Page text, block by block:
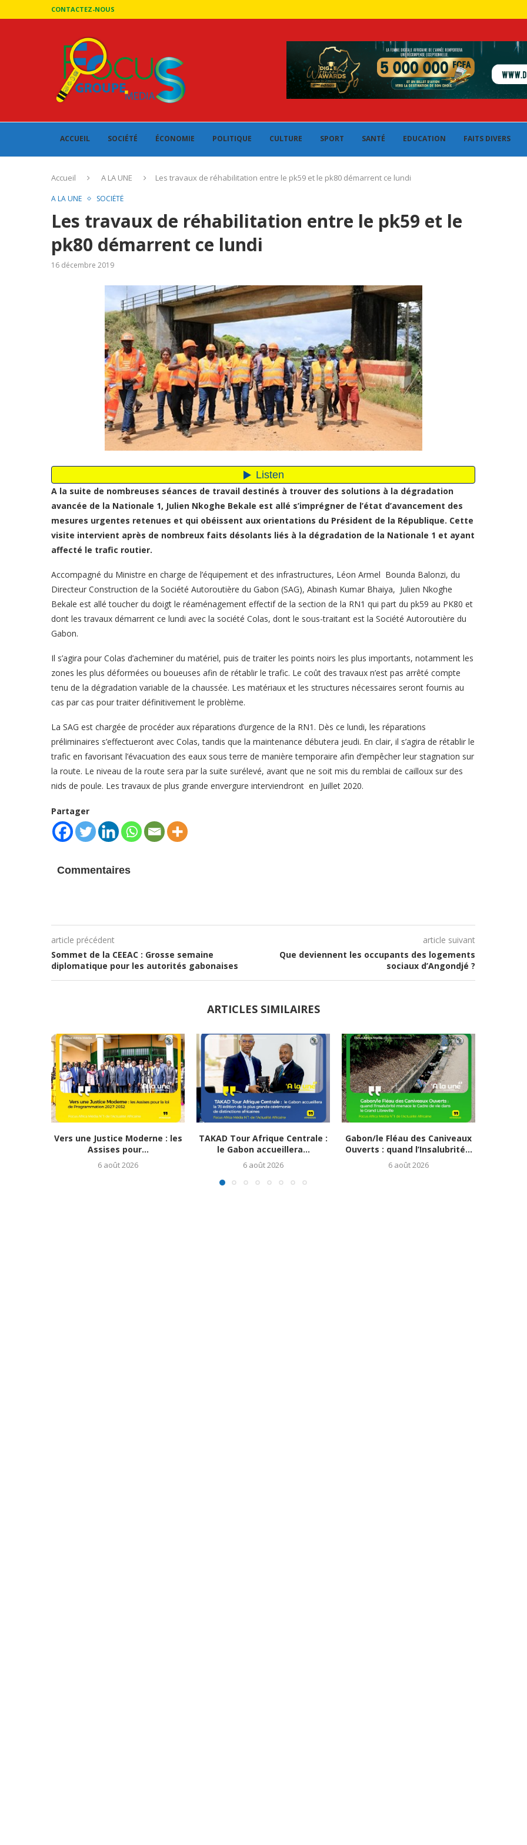
CONTACTEZ-NOUS
ACCUEIL SOCIÉTÉ ÉCONOMIE POLITIQUE CULTURE SPORT SANTÉ EDUCATION FAITS DIVERS
Accueil A LA UNE Les travaux de réhabilitation entre le pk59 et le pk80 démarrent ce lundi
A LA UNE SOCIÉTÉ
Les travaux de réhabilitation entre le pk59 et le
pk80 démarrent ce lundi
16 décembre 2019
A la suite de nombreuses séances de travail destinés à trouver des solutions à la dégradation
avancée de la Nationale 1, Julien Nkoghe Bekale est allé s’imprégner de l’état d’avancement des
mesures urgentes retenues et qui obéissent aux orientations du Président de la République. Cette
visite intervient après de nombreux faits désolants liés à la dégradation de la Nationale 1 et ayant
affecté le trafic routier.
Accompagné du Ministre en charge de l’équipement et des infrastructures, Léon Armel Bounda Balonzi, du
Directeur Construction de la Société Autoroutière du Gabon (SAG), Abinash Kumar Bhaiya, Julien Nkoghe
Bekale est allé toucher du doigt le réaménagement effectif de la section de la RN1 qui part du pk59 au PK80 et
dont les travaux démarrent ce lundi avec la société Colas, dont le sous-traitant est la Société Autoroutière du
Gabon.
Il s’agira pour Colas d’acheminer du matériel, puis de traiter les points noirs les plus importants, notamment les
zones les plus déformées ou boueuses afin de rétablir le trafic. Le coût des travaux n’est pas arrêté compte
tenu de la dégradation variable de la chaussée. Les matériaux et les structures nécessaires seront fournis au
cas par cas pour traiter définitivement le problème.
La SAG est chargée de procéder aux réparations d’urgence de la RN1. Dès ce lundi, les réparations
préliminaires s’effectueront avec Colas, tandis que la maintenance débutera jeudi. En clair, il s’agira de rétablir le
trafic en favorisant l’évacuation des eaux sous terre de manière temporaire afin d’empêcher leur stagnation sur
la route. Le niveau de la route sera par la suite surélevé, avant que ne soit mis du remblai de cailloux sur des
nids de poule. Les travaux de plus grande envergure interviendront en Juillet 2020.
Partager
Commentaires
article précédent
Sommet de la CEEAC : Grosse semaine
diplomatique pour les autorités gabonaises
article suivant
Que deviennent les occupants des logements
sociaux d’Angondjé ?
ARTICLES SIMILAIRES
Vers une Justice Moderne : les
Assises pour...
6 août 2026
TAKAD Tour Afrique Centrale :
le Gabon accueillera...
6 août 2026
Gabon/le Fléau des Caniveaux
Ouverts : quand l’Insalubrité...
6 août 2026